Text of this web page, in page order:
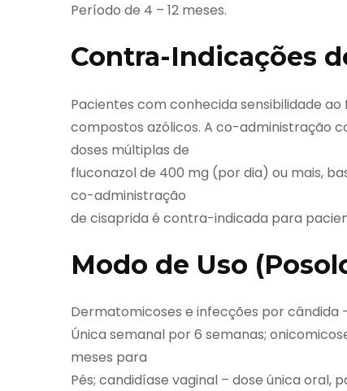
Período de 4 – 12 meses.
Contra-Indicações
Pacientes com conhecida sensibilidade
compostos azólicos. A co-administração
doses múltiplas de
fluconazol de 400 mg (por dia) ou mais,
co-administração
de cisaprida é contra-indicada para
Modo de Uso
Dermatomicoses e infecções por cândida
Única semanal por 6 semanas;
meses para
Pés; candidíase vaginal – dose única oral,